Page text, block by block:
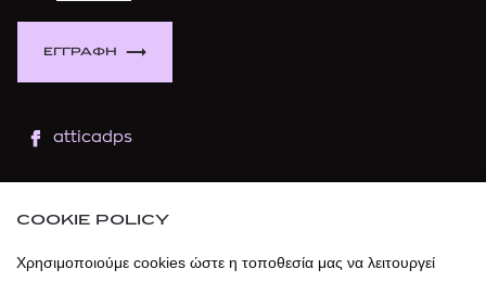
ΕΓΓΡΑΦΗ
atticadps
atticadps
COOKIE POLICY
Χρησιμοποιούμε cookies ώστε η τοποθεσία μας να λειτουργεί